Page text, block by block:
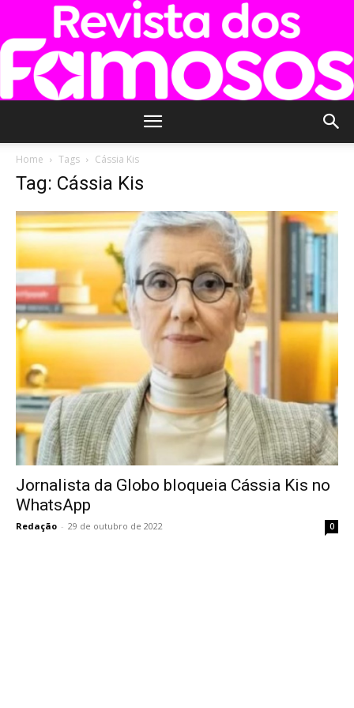
Famosos
Home Tags Cássia Kis
Tag: Cássia Kis
Jornalista da Globo bloqueia Cássia Kis no
WhatsApp
Redação - 29 de outubro de 2022 0